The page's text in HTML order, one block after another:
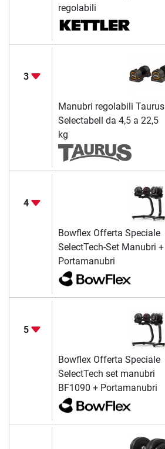
regolabili
3
Manubri regolabili Taurus
Selectabell da 4,5 a 22,5
kg
4
Bowflex Offerta Speciale
SelectTech-Set Manubri +
Portamanubri
5
Bowflex Offerta Speciale
SelectTech set manubri
BF1090 + Portamanubri